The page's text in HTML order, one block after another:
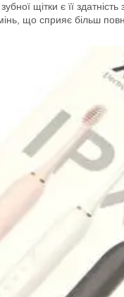
щітки є її
що сприяє більш